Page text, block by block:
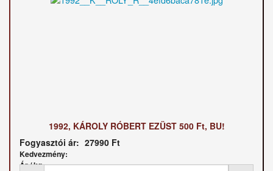
1992, KÁROLY RÓBERT EZÜST 500 Ft, BU!
Fogyasztói ár: 27990 Ft
Kedvezmény:
Ár / kg: